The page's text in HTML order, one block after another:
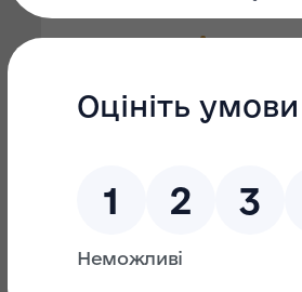
Гараж літер
кв.м.
Група: